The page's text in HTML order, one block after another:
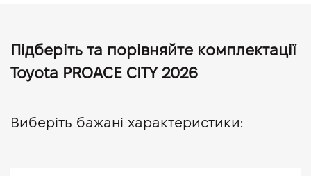
Підберіть та порівняйте комплектації
Toyota PROACE CITY 2026
Виберіть бажані характеристики: